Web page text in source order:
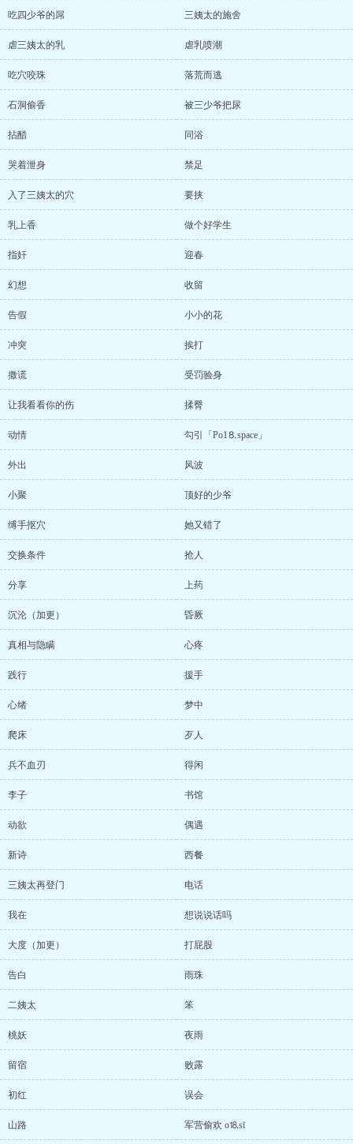
吃四少爷的屌 三姨太的施舍
虐三姨太的乳 虐乳喷潮
吃穴咬珠 落荒而逃
石洞偷香 被三少爷把尿
拈醋 同浴
哭着泄身 禁足
入了三姨太的穴 要挟
乳上香 做个好学生
指奸 迎春
幻想 收留
告假 小小的花
冲突 挨打
撒谎 受罚验身
让我看看你的伤 揉臀
动情 勾引「Рo1⒏space」
外出 风波
小聚 顶好的少爷
缚手抠穴 她又错了
交换条件 抢人
分享 上药
沉沦（加更） 昏厥
真相与隐瞒 心疼
践行 援手
心绪 梦中
爬床 歹人
兵不血刃 得闲
李子 书馆
动欲 偶遇
新诗 西餐
三姨太再登门 电话
我在 想说说话吗
大度（加更） 打屁股
告白 雨珠
二姨太 笨
桃妖 夜雨
留宿 败露
初红 误会
山路 军营偷欢 o⒙sī